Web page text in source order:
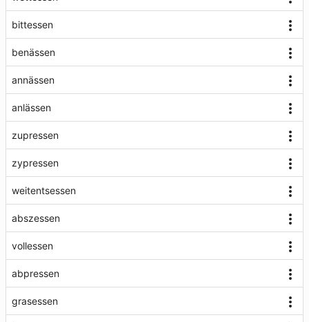
bittessen
benässen
annässen
anlässen
zupressen
zypressen
weitentsessen
abszessen
vollessen
abpressen
grasessen